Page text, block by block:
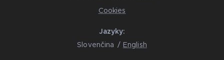
Cookies
Jazyky
Slovenčina
English